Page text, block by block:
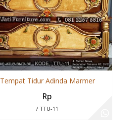
Tempat Tidur Adinda Marmer
Rp
/ TTU-11